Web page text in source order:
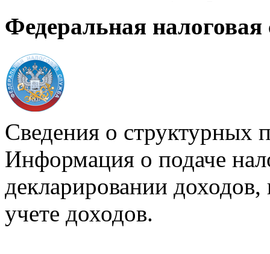
Федеральная налоговая
Сведения о структурных
Информация о подаче
декларировании доходов,
учете доходов.